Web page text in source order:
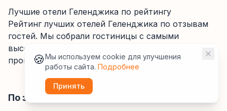
Лучшие отели Геленджика по рейтингу
Рейтинг лучших отелей Геленджика по отзывам
гостей. Мы собрали гостиницы с самыми
высокими оценками, чтобы вы могли выбрать
проверенный вариант.
По звёздности
🍪Мы используем cookie для улучшения
работы сайта. Подробнее
Принять